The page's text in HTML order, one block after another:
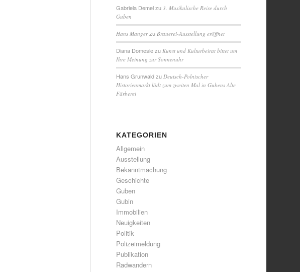
Gabriela Demelzu 3. Musikalische Reise durch
Guben
Hans Mangerzu Brauerei-Ausstellung eröffnet
Diana Domeslezu Kunst und Kulturbeirat bittet um
Ihre Meinung zur Sonnenuhr
Hans Grunwaldzu Deutsch-Polnischer
Historienmarkt lädt zum zweiten Mal in Gubens Alte
Färberei
KATEGORIEN
Allgemein
Ausstellung
Bekanntmachung
Geschichte
Guben
Gubin
Immobilien
Neuigkeiten
Politik
Polizeimeldung
Publikation
Radwandern